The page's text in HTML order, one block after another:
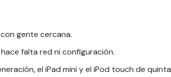
gente cercana.
falta red ni configuración.
el iPad mini y el iPod touch de quinta